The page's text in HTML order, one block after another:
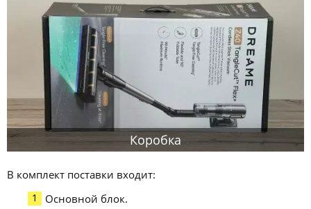
Коробка
В комплект поставки входит:
Основной блок.